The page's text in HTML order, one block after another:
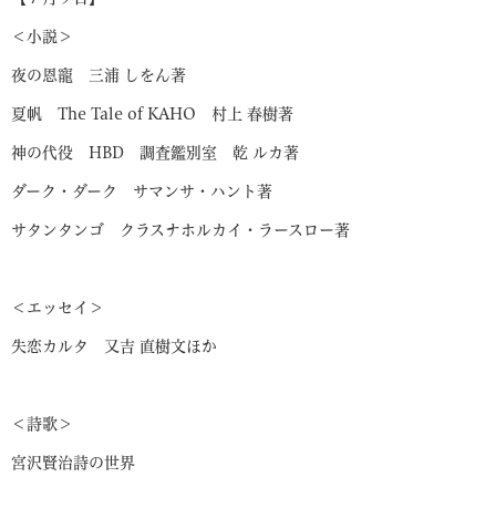
＜小説＞
夜の恩寵 三浦 しをん著
夏帆 The Tale of KAHO 村上 春樹著
神の代役 HBD 調査鑑別室 乾 ルカ著
ダーク・ダーク サマンサ・ハント著
サタンタンゴ クラスナホルカイ・ラースロー著
＜エッセイ＞
失恋カルタ 又吉 直樹文ほか
＜詩歌＞
宮沢賢治詩の世界